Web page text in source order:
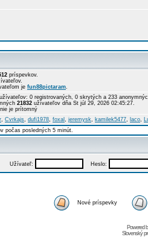
príspevkov.
je fun88pictaram.
užívateľov: 0 registrovaných, 0 skrytých a 233
21832 užívateľov dňa St júl 29, 2026 02:45:27.
je prítomný
, Cvrkajs, dufi1978, foxal , jeremysk, kamilek5477, laco,
počas posledných 5 minút.
Užívateľ: Heslo:
Nové príspevky
Powered
Slovenský